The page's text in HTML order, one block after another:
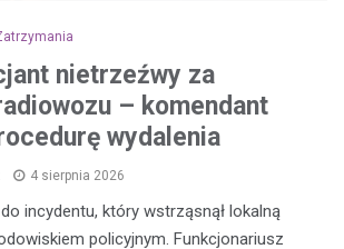
nietrzeźwy za
– komendant
wydalenia
4 sierpnia 2026
incydentu, który wstrząsnął lokalną
policyjnym. Funkcjonariusz